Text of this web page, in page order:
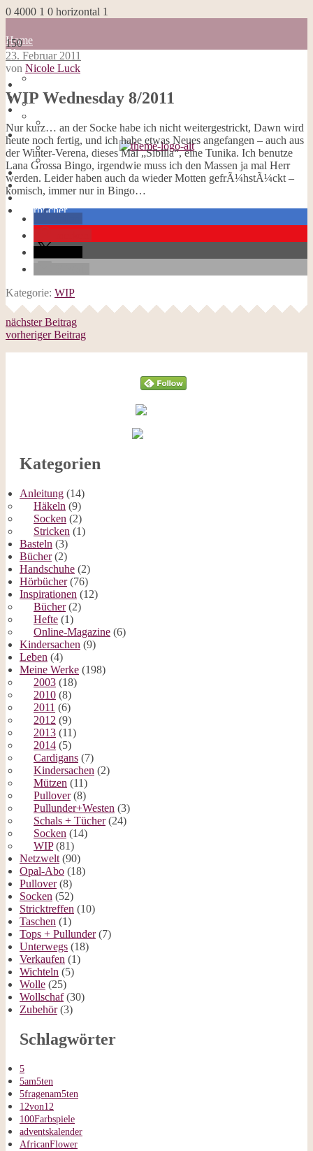
0 4000 1 0 horizontal 1
Home
Blog
about me
Impressum
Datenschutzerklärung
Galerie
Opal-Abos
Strickblogs
Hörbücher
150
Home
Blog
about me
100 Dinge
Impressum
Datenschutzerklärung
Cookies
Galerie
Opal-Abos
Strickblogs
Hörbücher
23. Februar 2011
von Nicole Luck
WIP Wednesday 8/2011
Nur kurz… an der Socke habe ich nicht weitergestrickt, Dawn wird
heute noch fertig, und ich habe etwas Neues angefangen – auch aus
der Winter-Verena, dieses Mal „Sibilla“, eine Tunika. Ich benutze
Lana Grossa Bingo, irgendwie muss ich den Massen ja mal Herr
werden. Leider haben auch da wieder Motten gefrÃ¼hstÃ¼ckt –
komisch, immer nur in Bingo…
Kategorie: WIP
nächster Beitrag
vorheriger Beitrag
Kategorien
Anleitung (14)
Häkeln (9)
Socken (2)
Stricken (1)
Basteln (3)
Bücher(2)
Handschuhe (2)
Hörbücher(76)
Inspirationen (12)
Bücher(2)
Hefte (1)
Online-Magazine (6)
Kindersachen (9)
Leben (4)
Meine Werke (198)
2003 (18)
2010 (8)
2011 (6)
2012 (9)
2013 (11)
2014 (5)
Cardigans (7)
Kindersachen (2)
Mützen (11)
Pullover(8)
Pullunder+Westen (3)
Schals + Tücher(24)
Socken (14)
WIP(81)
Netzwelt (90)
Opal-Abo (18)
Pullover(8)
Socken (52)
Stricktreffen (10)
Taschen (1)
Tops + Pullunder(7)
Unterwegs (18)
Verkaufen (1)
Wichteln (5)
Wolle (25)
Wollschaf(30)
Zubehör(3)
Schlagwörter
5
5am5ten
5fragenam5ten
12von12
100Farbspiele
adventskalender
AfricanFlower